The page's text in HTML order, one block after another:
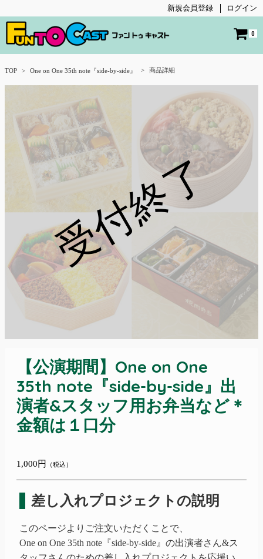
新規会員登録 ログイン
0
TOP One on One 35th note『side-by-side』 商品詳細
受付終了
【公演期間】One on One
35th note『side-by-side』出
演者&スタッフ用お弁当など＊
金額は１口分
1,000円 （税込）
差し入れプロジェクトの説明
このページよりご注文いただくことで、
One on One 35th note『side-by-side』の出演者さん&ス